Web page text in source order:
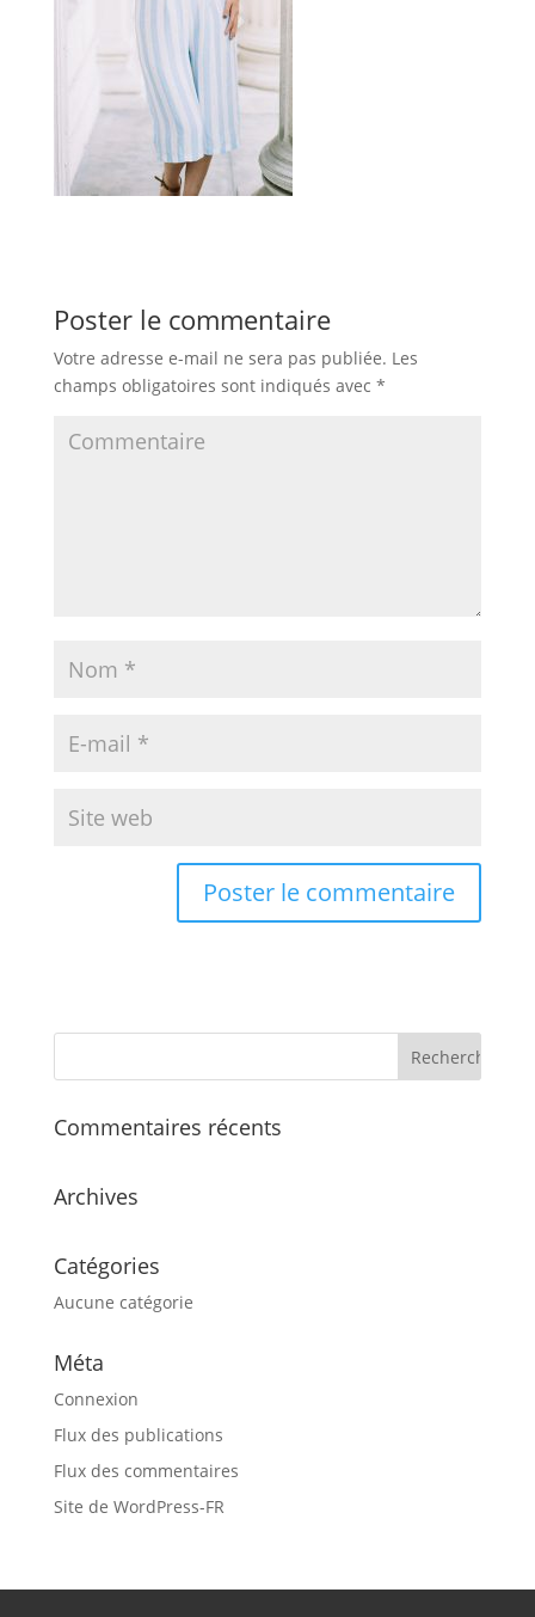
Poster le commentaire
Votre adresse e-mail ne sera pas publiée. Les
champs obligatoires sont indiqués avec *
Commentaires récents
Archives
Catégories
Aucune catégorie
Méta
Connexion
Flux des publications
Flux des commentaires
Site de WordPress-FR